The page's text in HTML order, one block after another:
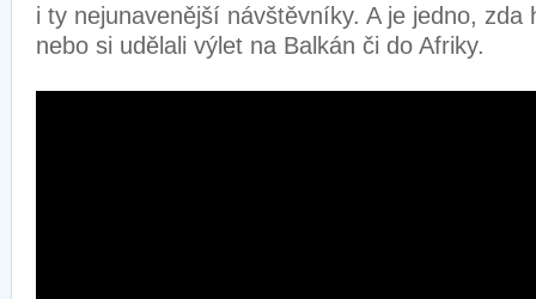
i ty nejunavenější návštěvníky. A je jedno, zda
nebo si udělali výlet na Balkán či do Afriky.